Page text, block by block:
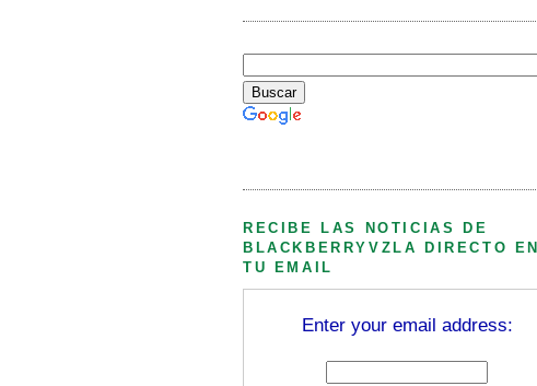
RECIBE LAS NOTICIAS DE
BLACKBERRYVZLA DIRECTO EN
TU EMAIL
Enter your email address: